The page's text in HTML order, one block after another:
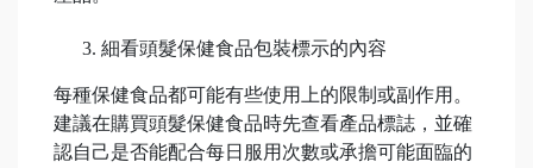
細看頭髮保健食品包裝標示的內容
每種保健食品都可能有些使用上的限制或副作用。
建議在購買頭髮保健食品時先查看產品標誌，並確
認自己是否能配合每日服用次數或承擔可能面臨的